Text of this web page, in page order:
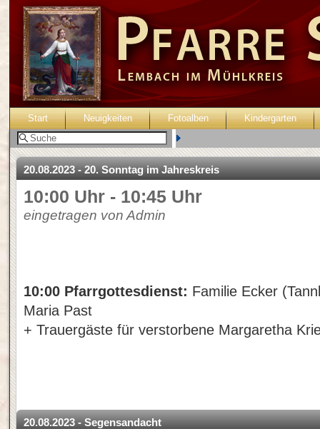
Start Neuigkeiten Fotoalben Kindergarten
20.08.2023 - 20. Sonntag im Jahreskreis
10:00 Uhr - 10:45 Uhr
eingetragen von Admin
10:00 Pfarrgottesdienst: Familie Ecker
Maria Past
+ Trauergäste für verstorbene Margaretha
20.08.2023 - Segensandacht